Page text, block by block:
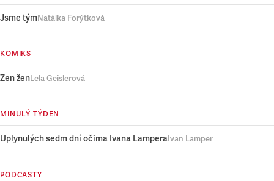
Jsme týmNatálka Forýtková
KOMIKS
Zen ženLela Geislerová
MINULÝ TÝDEN
Uplynulých sedm dní očima Ivana LamperaIvan Lamper
PODCASTY